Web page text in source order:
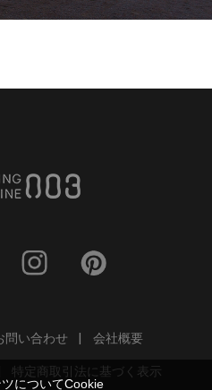
問い合わせ
会社概要
特定商取引法に基づく表示
についてCookie